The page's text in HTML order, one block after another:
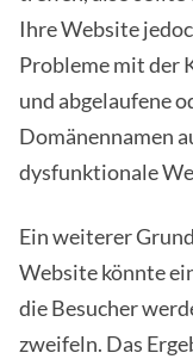
Ihre Website
Probleme mit der
und abgelaufene
Domänennamen
dysfunktionale
Ein weiterer
Website könnte
die Besucher
zweifeln. Das